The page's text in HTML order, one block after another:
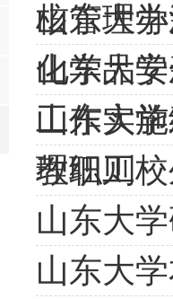
核管理
山东大
化学品
山东大
工作实
山东大
理细则
教职工
山东大
山东大